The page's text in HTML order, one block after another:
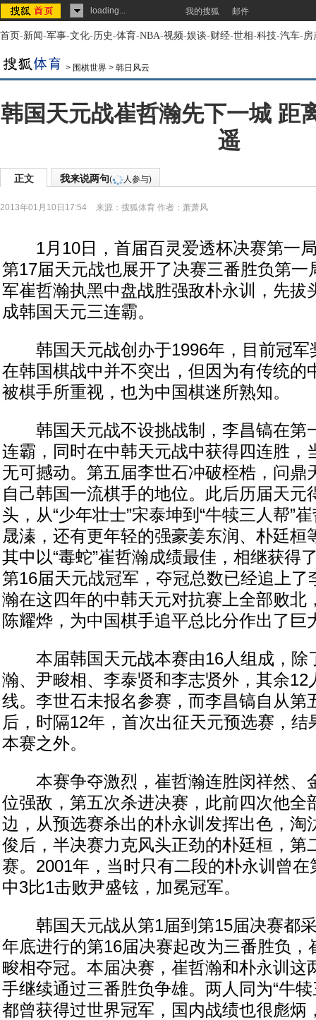
loading... 我的搜狐 邮件
首页-新闻-军事-文化-历史-体育-NBA-视频-娱谈-财经-世相-科技-汽车-房
> 围棋世界 > 韩日风云
韩国天元战崔哲瀚先下一城 距
遥
正文 我来说两句( 人参与)
2013年01月10日17:54 来源： 搜狐体育 作者：萧萧风
1月10日，首届百灵爱透杯决赛第一
第17届天元战也展开了决赛三番胜负第一
军崔哲瀚执黑中盘战胜强敌朴永训，先拔
成韩国天元三连霸。
韩国天元战创办于1996年，目前冠军
在韩国棋战中并不突出，但因为有传统的
被棋手所重视，也为中国棋迷所熟知。
韩国天元战不设挑战制，李昌镐在第
连霸，同时在中韩天元战中获得四连胜，
无可撼动。第五届李世石冲破桎梏，问鼎
自己韩国一流棋手的地位。此后历届天元
头，从“少年壮士”宋泰坤到“牛犊三人帮”
晟溱，还有更年轻的强豪姜东润、朴廷桓
其中以“毒蛇”崔哲瀚成绩最佳，相继获得
第16届天元战冠军，夺冠总数已经追上了
瀚在这四年的中韩天元对抗赛上全部败北
陈耀烨，为中国棋手追平总比分作出了巨
本届韩国天元战本赛由16人组成，除
瀚、尹畯相、李泰贤和李志贤外，其余12
线。李世石未报名参赛，而李昌镐自从第
后，时隔12年，首次出征天元预选赛，结
本赛之外。
本赛争夺激烈，崔哲瀚连胜闵祥然、
位强敌，第五次杀进决赛，此前四次他全
边，从预选赛杀出的朴永训发挥出色，淘
俊后，半决赛力克风头正劲的朴廷桓，第
赛。2001年，当时只有二段的朴永训曾
中3比1击败尹盛铉，加冕冠军。
韩国天元战从第1届到第15届决赛都采
年底进行的第16届决赛起改为三番胜负，
畯相夺冠。本届决赛，崔哲瀚和朴永训这
手继续通过三番胜负争雄。两人同为“牛
都曾获得过世界冠军，国内战绩也很彪炳